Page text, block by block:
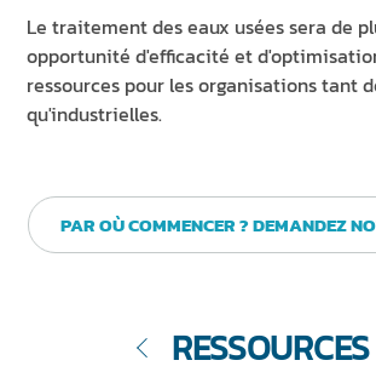
Le traitement des eaux usées sera de
opportunité d'efficacité et
ressources pour les organisations tant
qu'industrielles.
PAR OÙ COMMENCER ? DEMANDEZ
RESSOURCES